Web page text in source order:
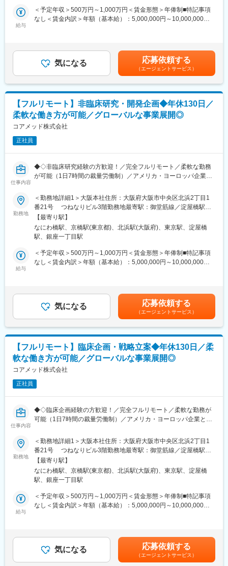
場合、お子様の通院やご都合に合わせて業務時間を調整できま
す。
・会議や打ち合わせで必要な時は大阪・東京等へ出張（宿泊も伴
います）が発生します。
※国内出張の頻度は1~3回/年です。（海外出張はほとんどありませ
ん。）
■組織構成：
CMC担当11名（2名男性、9名女性）
30代～40代で構成されています。
お子様がおられる社員が多く、在宅勤務のため子育てしながらキ
研究所での経験、CMC薬事の経験者が多いです。
・クライアントの基本戦略を踏まえた薬事戦略の立案
・三極規制当局との事前相談を含むリエゾン業務および規制動向
の調査・分析・アドバイス
・新薬ライセンス導入時のデューデリジェンス対応
■業務の特徴：
・プロジェクトは個人で完結させるのではなく、社内メンバーと
連携しながら分担して推進しています。
・国内外の規制当局と関わりながら、国際基準での薬事戦略に携
われる環境です。
■教育体制：
通常医薬品メーカー出身が会員である関西医薬協会に、当社は会
員として登録しています。業界関連のセミナーにも参加すること
プデートできる環境です。
■働き方：
◎完全在宅勤務のため、拠点（東京・大阪）の近くにお住まいで
なくてもご就業いただけます。
場合、お子様の通院やご都合に合わせて業務時間を調整できま
す。
・会議や打ち合わせで必要な時は大阪・東京等へ出張（宿泊も伴
います）が発生します。
※国内出張の頻度は1~3回/年です。（海外出張の可能性も一部ござ
います）
■ワークライフバランス：
同社は、個人が最大限に能力を発揮できるよう働きやすい環境作
りに注力しております。男女問わず在宅勤務が可能です。また、
女性社員も多く、産休・育休取得実績も豊富で9割以上の復職率を
変更の範囲：会社の定める業務
給与
＜予定年収＞500万円～1,000万円＜賃金形態＞年俸制■特記事項
なし＜賃金内訳＞年額（基本給）：5,000,000円～10,000,000円
額であり、選考を通じて上下する可能性があります。月給(月額)は
固定手当を含めた表記です。
気になる 応募依頼する
（エージェントサービス）
【フルリモート】非臨床研究・開発企画◆年休130日／
柔軟な働き方が可能／グローバルな事業展開◎
コアメッド株式会社
正社員
仕事内容
◆◇非臨床研究経験の方歓迎！／完全フルリモート／柔軟な勤務
が可能（1日7時間の裁量労働制）／アメリカ・ヨーロッパ企業と
◆◇
■仕事内容：
承認申請・取得に向けた非（前）臨床開発戦略の構築・評価・分
析・助言を中心としたコンサルティング業務をお任せします。
開発初期段階から関与し、医薬品開発の方向性を左右する戦略立
案に携わる上流ポジションです。
・評価分析および各フェーズにおけるガイダンス相談用報告書の
作成
・治験相談および申請前相談に向けた戦略構築・資料作成・助言
■業務の特徴：
・プロジェクトは個人単独ではなく、社内メンバーと協働しなが
ら分担して推進しています。
・非臨床領域における戦略設計から規制対応まで関わり、開発全
体を俯瞰する視点を身につけることが可能です。
■教育体制：
通常医薬品メーカー出身が会員である関西医薬協会に、当社は会
員として登録しています。業界関連のセミナーにも参加すること
ができ、メーカーと同じレベルの業界知識とマーケット感をアッ
■働き方：
◎完全在宅勤務のため、拠点（東京・大阪）の近くにお住まいで
なくてもご就業いただけます。
◎お昼休みの時間帯も自由なので、例えばお子様がおられる方の
す。
（自分の業務が終わるよう業務管理を行う必要はありますが、裁
・会議や打ち合わせで必要な時は大阪・東京等へ出張（宿泊も伴
います）が発生します。
※国内出張の頻度は1~3回/年です。（海外出張はほとんどありませ
勤務地
＜勤務地詳細1＞大阪本社住所：大阪府大阪市中央区北浜2丁目1
番21号 つねなりビル3階勤務地最寄駅：御堂筋線／淀屋橋駅受
動喫煙対策：屋内全面禁煙＜勤務地詳細2＞東京支社住所：東京都
千代田区丸の内1-11-1 パシフィックセンチュリープレイス丸の内
13階 受動喫煙対策：屋内全面禁煙変更の範囲：無
【最寄り駅】
なにわ橋駅、京橋駅(東京都)、北浜駅(大阪府)、東京駅、淀屋橋
駅、銀座一丁目駅
給与
＜予定年収＞500万円～1,000万円＜賃金形態＞年俸制■特記事項
なし＜賃金内訳＞年額（基本給）：5,000,000円～10,000,000円
安の金額であり、選考を通じて上下する可能性があります。月給
(月額)は固定手当を含めた表記です。
気になる 応募依頼する
（エージェントサービス）
【フルリモート】臨床企画・戦略立案◆年休130日／柔
軟な働き方が可能／グローバルな事業展開◎
コアメッド株式会社
正社員
仕事内容
◆◇臨床企画経験の方歓迎！／完全フルリモート／柔軟な勤務が
可能（1日7時間の裁量労働制）／アメリカ・ヨーロッパ企業と事
◆◇
■仕事内容：
新薬開発における開発戦略および開発企画の立案・評価・助言を
中心とした、コンサルティング業務をお任せします。
臨床開発の上流工程から関与し、プロジェクトの成功に向けた戦
略策定を支援するポジションです。
・規制当局（PMDA等）との面談対応・折衝への参画
・治験相談戦略の立案および関連資料の作成
勤務地
＜勤務地詳細1＞大阪本社住所：大阪府大阪市中央区北浜2丁目1
番21号 つねなりビル3階勤務地最寄駅：御堂筋線／淀屋橋駅受
動喫煙対策：屋内全面禁煙＜勤務地詳細2＞東京支社住所：東京都
千代田区丸の内1-11-1 パシフィックセンチュリープレイス丸の内
13階 受動喫煙対策：屋内全面禁煙変更の範囲：無
【最寄り駅】
なにわ橋駅、京橋駅(東京都)、北浜駅(大阪府)、東京駅、淀屋橋
駅、銀座一丁目駅
給与
＜予定年収＞500万円～1,000万円＜賃金形態＞年俸制■特記事項
なし＜賃金内訳＞年額（基本給）：5,000,000円～10,000,000円
安の金額であり、選考を通じて上下する可能性があります。月給
(月額)は固定手当を含めた表記です。
気になる 応募依頼する
（エージェントサービス）